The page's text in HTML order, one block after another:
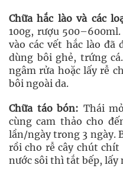
Chữa hắc lào và các
100g, rượu
vào các vết hắc lào đã
dùng bôi ghẻ, trứng
ngâm rửa hoặc lấy rễ
bôi ngoài da.
Chữa táo bón: Thái
cùng cam thảo cho
lần/ngày trong 3 ngày.
rồi cho rễ cây chút
nước sôi thì tắt bếp, lấy